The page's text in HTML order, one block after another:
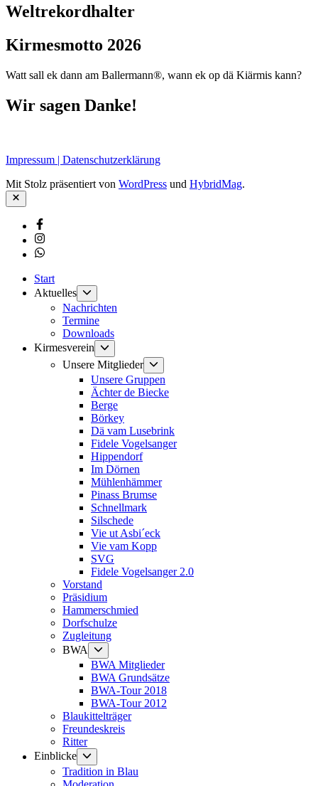
Weltrekordhalter
Kirmesmotto 2026
Watt sall ek dann am Ballermann®, wann ek op dä Kiärmis kann?
Wir sagen Danke!
Impressum | Datenschutzerklärung
Mit Stolz präsentiert von WordPress und HybridMag.
Schließen
Facebook
Instagram
Whatsapp
Start
Aktuelles
anzeigen
Nachrichten
Termine
Downloads
Kirmesverein
Untermenü
anzeigen
Unsere Mitglieder
anzeigen
Unsere Gruppen
Ächter de Biecke
Berge
Börkey
Dä vam Lusebrink
Fidele Vogelsanger
Hippendorf
Im Dörnen
Mühlenhämmer
Pinass Brumse
Schnellmark
Silschede
Vie ut Asbi´eck
Vie vam Kopp
SVG
Fidele Vogelsanger 2.0
Vorstand
Präsidium
Hammerschmied
Dorfschulze
Zugleitung
BWA
anzeigen
BWA Mitglieder
BWA Grundsätze
BWA-Tour 2018
BWA-Tour 2012
Blaukittelträger
Freundeskreis
Ritter
Einblicke
Untermenü
anzeigen
Tradition in Blau